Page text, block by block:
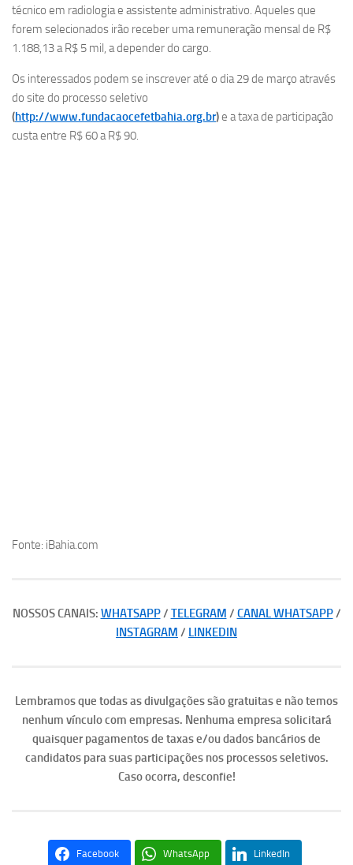
técnico em radiologia e assistente administrativo. Aqueles que
forem selecionados irão receber uma remuneração mensal de R$
1.188,13 a R$ 5 mil, a depender do cargo.
Os interessados podem se inscrever até o dia 29 de março através
do site do processo seletivo
(http://www.fundacaocefetbahia.org.br)e a taxa de participação
custa entre R$ 60 a R$ 90.
Fonte: iBahia.com
NOSSOS CANAIS: WHATSAPP/ TELEGRAM / CANAL WHATSAPP/
INSTAGRAM / LINKEDIN
Lembramos que todas as divulgações são gratuitas e não temos
nenhum vínculo com empresas. Nenhuma empresa solicitará
quaisquer pagamentos de taxas e/ou dados bancários de
candidatos para suas participações nos processos seletivos.
Caso ocorra, desconfie!
Facebook WhatsApp LinkedIn